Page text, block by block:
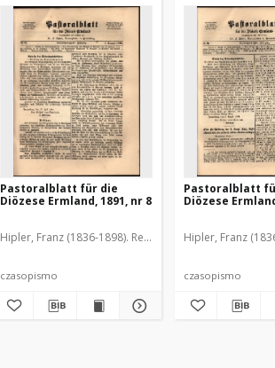
Pastoralblatt für die
Diözese Ermland, 1891, nr 8
Hipler, Franz (1836-1898). Red.
czasopismo
Pastoralblatt
Diözese
Hipler, Franz
czasopismo